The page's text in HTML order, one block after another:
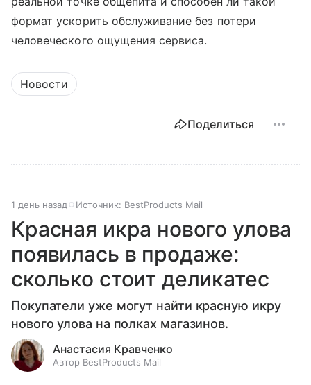
формат ускорить обслуживание без потери
человеческого ощущения сервиса.
Новости
Поделиться
1 день назад Источник: BestProducts Mail
Красная икра нового улова
появилась в продаже:
сколько стоит деликатес
Покупатели уже могут найти красную икру
нового улова на полках магазинов.
Анастасия Кравченко
Автор BestProducts Mail